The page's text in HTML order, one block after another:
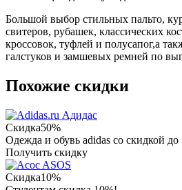
Большой выбор стильных пальто,
свитеров, рубашек, классических
кроссовок, туфлей и полусапог,а
галстуков и замшевых ремней по
Похожие скидки
Адидас
Скидка50%
Одежда и обувь adidas со скидкой
Получить скидку
ASOS
Скидка10%